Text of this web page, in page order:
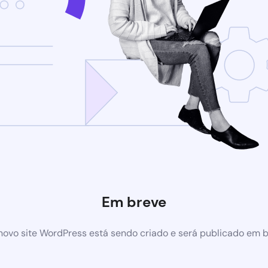
Em breve
site WordPress está sendo criado e será publicado em